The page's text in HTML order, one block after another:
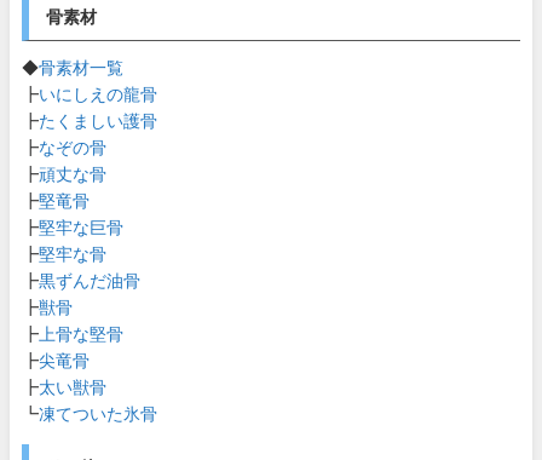
骨素材
◆骨素材一覧
┣いにしえの龍骨
┣たくましい護骨
┣なぞの骨
┣頑丈な骨
┣堅竜骨
┣堅牢な巨骨
┣堅牢な骨
┣黒ずんだ油骨
┣獣骨
┣ 上骨な堅骨
┣尖竜骨
┣太い獣骨
┗凍てついた氷骨